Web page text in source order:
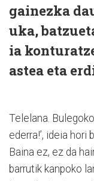
gainezka
uka,
ia
astea eta
Telelana.
ederra!’, ideia hori
Baina ez, ez da
barrutik kanpoko